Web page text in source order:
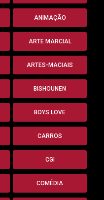
ANIMAÇÃO
ARTE MARCIAL
ARTES-MACIAIS
BISHOUNEN
BOYS LOVE
CARROS
CGI
COMÉDIA